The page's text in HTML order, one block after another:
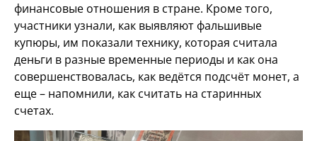
финансовые отношения в стране. Кроме того,
участники узнали, как выявляют фальшивые
купюры, им показали технику, которая считала
деньги в разные временные периоды и как она
совершенствовалась, как ведётся подсчёт монет, а
еще – напомнили, как считать на старинных
счетах.